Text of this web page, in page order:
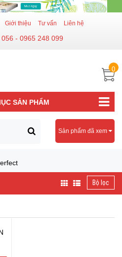
Giới thiệu Tư vấn Liên hệ
- 0965 248 099
0
SẢN PHẨM
Sản phẩm đã xem
Bộ lọc